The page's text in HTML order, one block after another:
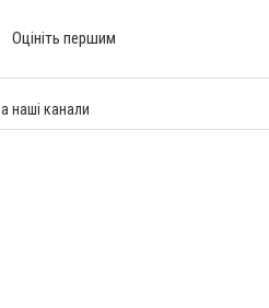
Оцініть першим
наші канали